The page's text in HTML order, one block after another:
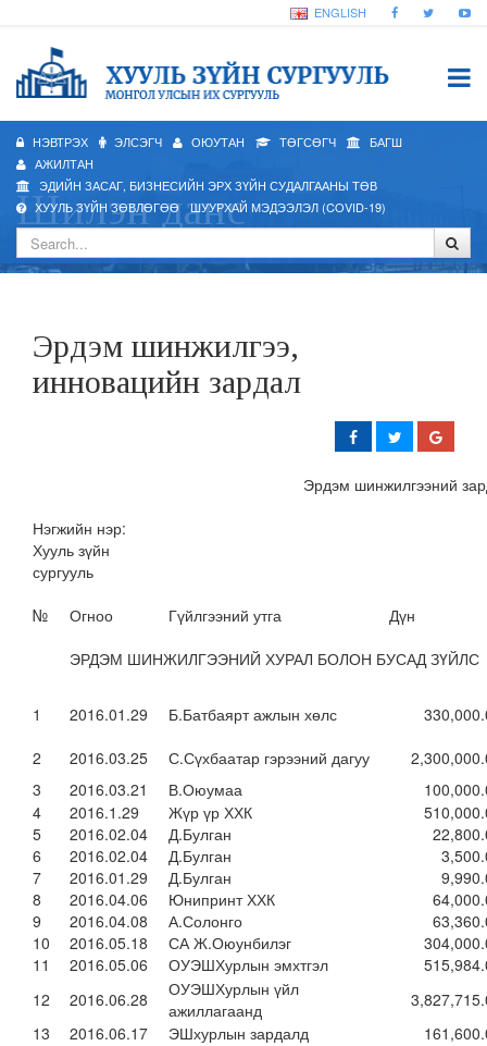
ENGLISH
НЭВТРЭХ ЭЛСЭГЧ ОЮУТАН ТӨГСӨГЧ
БАГШ
АЖИЛТАН
ЭДИЙН ЗАСАГ, БИЗНЕСИЙН ЭРХ ЗҮЙН СУДАЛГААНЫ ТӨВ
ХУУЛЬ ЗҮЙН ЗӨВЛӨГӨӨ
ШУУРХАЙ МЭДЭЭЛЭЛ (COVID-19)
Шилэн данс
Эрдэм шинжилгээ,
инновацийн зардал
Эрдэм шинжилгээний
Нэгжийн нэр:
Хууль зүйн
сургууль
№
Огноо Гүйлгээний утга
Дүн
ЭРДЭМ ШИНЖИЛГЭЭНИЙ ХУРАЛ БОЛОН БУСАД ЗҮЙЛС
1 2016.01.29 Б.Батбаярт ажлын хөлс
2
2016.03.25 С.Сүхбаатар гэрээний дагуу
3
2016.03.21 В.Оюумаа
4
2016.1.29 Жүр үр ХХК
5
2016.02.04 Д.Булган
6
2016.02.04 Д.Булган
7
2016.01.29 Д.Булган
8
2016.04.06 Юнипринт ХХК
9
2016.04.08 А.Солонго
10
2016.05.18 СА Ж.Оюунбилэг
11
2016.05.06 ОУЭШХурлын эмхтгэл
12
2016.06.28
ОУЭШХурлын үйл
ажиллагаанд
13
2016.06.17 ЭШхурлын зардалд